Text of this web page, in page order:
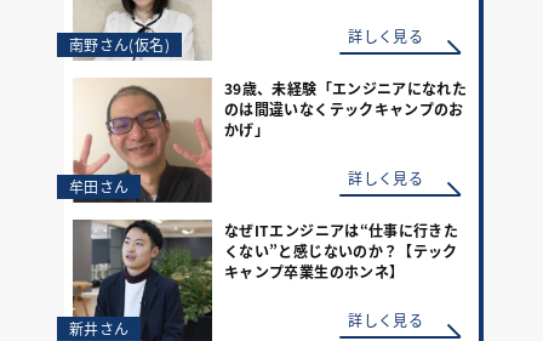
南野さん(仮名) 詳しく見る
牟田さん
39歳、未経験「エンジニアになれた
のは間違いなくテックキャンプのお
かげ」
詳しく見る
新井さん
なぜITエンジニアは“仕事に行きた
くない”と感じないのか？【テック
キャンプ卒業生のホンネ】
詳しく見る